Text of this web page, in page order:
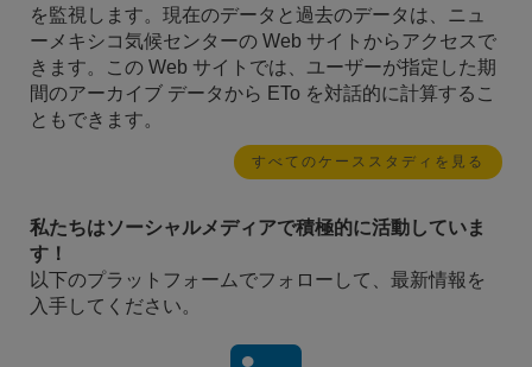
を監視します。現在のデータと過去のデータは、ニュ
ーメキシコ気候センターの Web サイトからアクセスで
きます。この Web サイトでは、ユーザーが指定した期
間のアーカイブ データから ETo を対話的に計算するこ
ともできます。
すべてのケーススタディを見る
私たちはソーシャルメディアで積極的に活動していま
す！
以下のプラットフォームでフォローして、最新情報を
入手してください。